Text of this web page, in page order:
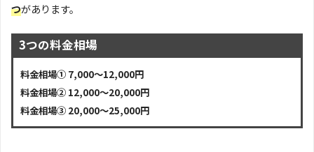
つがあります。
3つの料金相場
料金相場① 7,000～12,000円
料金相場② 12,000～20,000円
料金相場③ 20,000～25,000円